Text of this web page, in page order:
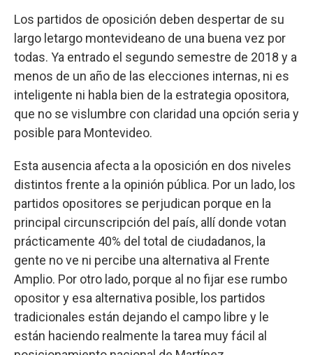
Los partidos de oposición deben despertar de su
largo letargo montevideano de una buena vez por
todas. Ya entrado el segundo semestre de 2018 y a
menos de un año de las elecciones internas, ni es
inteligente ni habla bien de la estrategia opositora,
que no se vislumbre con claridad una opción seria y
posible para Montevideo.
Esta ausencia afecta a la oposición en dos niveles
distintos frente a la opinión pública. Por un lado, los
partidos opositores se perjudican porque en la
principal circunscripción del país, allí donde votan
prácticamente 40% del total de ciudadanos, la
gente no ve ni percibe una alternativa al Frente
Amplio. Por otro lado, porque al no fijar ese rumbo
opositor y esa alternativa posible, los partidos
tradicionales están dejando el campo libre y le
están haciendo realmente la tarea muy fácil al